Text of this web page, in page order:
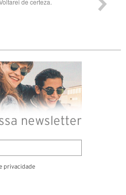
newsletter
privacidade